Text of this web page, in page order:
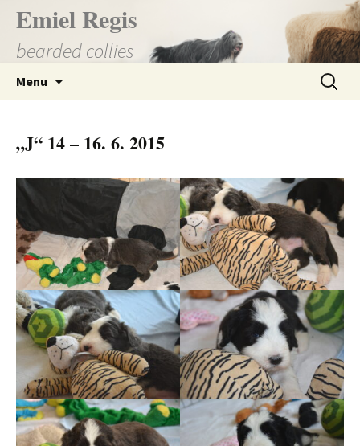
Přejít
obsahu
Emiel Regis
bearded collies
Menu
„J“ 14 – 16. 6. 2015